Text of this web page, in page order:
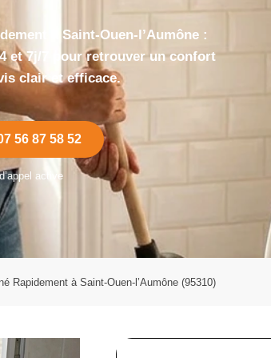
à Saint-Ouen-l’Aumône :
et 7j/7 pour retrouver un confort
clair et efficace.
56 87 58 52
active
Rapidement à Saint-Ouen-l’Aumône (95310)